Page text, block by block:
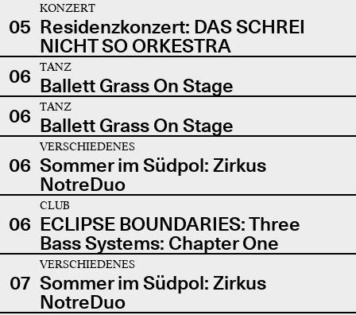
05
KONZERT
Residenzkonzert: DAS SCHREI
NICHT SO ORKESTRA
06
TANZ
Ballett Grass On Stage
06
TANZ
Ballett Grass On Stage
06
VERSCHIEDENES
Sommer im Südpol: Zirkus
NotreDuo
06
CLUB
ECLIPSE BOUNDARIES: Three
Bass Systems: Chapter One
07
VERSCHIEDENES
Sommer im Südpol: Zirkus
NotreDuo